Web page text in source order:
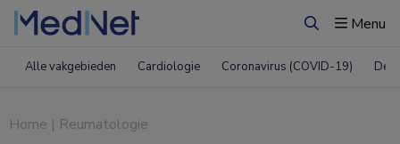
ZoekenMenu
Alle vakgebieden Cardiologie Coronavirus (COVID-19)
Home | Reumatologie